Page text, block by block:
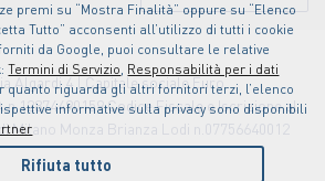
premi su “Mostra Finalità” oppure su “Elenco
Tutto” acconsenti all’utilizzo di tutti i cookie
da Google, puoi consultare le relative
Termini di Servizio, Responsabilità per i dati
quanto riguarda gli altri fornitori terzi, l’elenco
informative sulla privacy sono disponibili
Rifiuta tutto
Algardi 4 | Capitale sociale Euro
n.12874490159 Codice Fiscale e Iscrizione al
Milano Monza Brianza Lodi n.07756640012